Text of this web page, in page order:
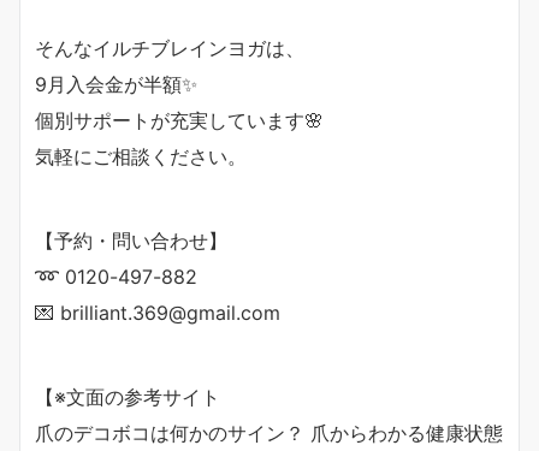
そんなイルチブレインヨガは、
9月入会金が半額✨
個別サポートが充実しています🌸
気軽にご相談ください。
【予約・問い合わせ】
➿ 0120-497-882
💌 brilliant.369@gmail.com
【※文面の参考サイト
爪のデコボコは何かのサイン？ 爪からわかる健康状態